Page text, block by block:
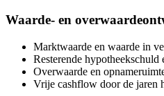
Waarde- en
Marktwaarde en waarde in
Resterende
Overwaarde en
Vrije cashflow door de jaren